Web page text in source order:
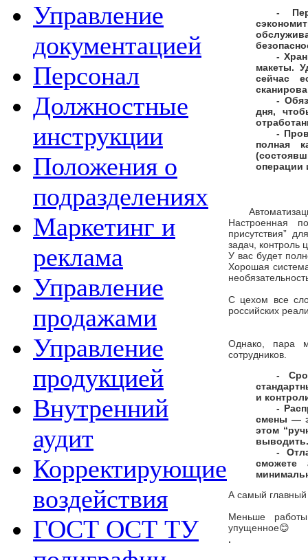
Управление
документацией
Персонал
Должностные
инструкции
Положения о
подразделениях
Маркетинг и
реклама
Управление
продажами
Управление
продукцией
Внутренний
аудит
Корректирующие
воздействия
ГОСТ ОСТ ТУ
-
-
макеты.
сейчас
-
дня,
-
полная
операции
Настроенная
присутствия”
задач, контроль
У вас будет
Хорошая
С цехом все
российских
Однако, пара
сотрудников.
-
и
-
смены —
этом
выводить.
-
сможете
А самый
Меньше
упущенное😊
.